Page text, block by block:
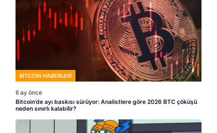
BITCOIN HABERLERI
6 ay önce
Bitcoin’de ayı baskısı sürüyor: Analistlere göre 2026 BTC çöküşü
neden sınırlı kalabilir?